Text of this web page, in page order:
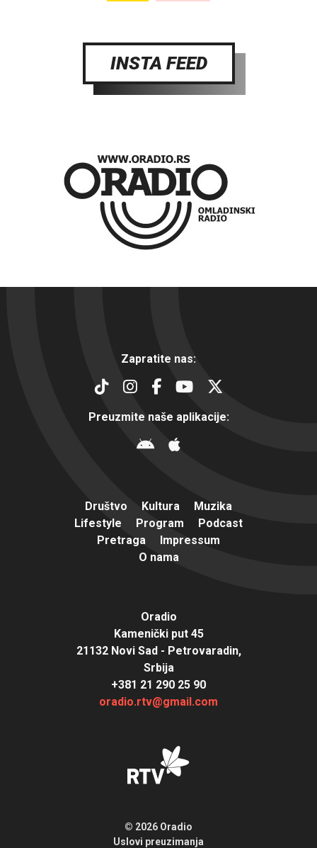
INSTA FEED
Zapratite nas:
Preuzmite naše aplikacije:
Društvo Kultura
Muzika
Lifestyle
Program
Podcast
Pretraga
Impressum
O nama
Oradio
Kamenički put 45
21132 Novi Sad - Petrovaradin,
Srbija
+381 21 290 25 90
oradio.rtv@gmail.com
© 2026 Oradio
Uslovi preuzimanja